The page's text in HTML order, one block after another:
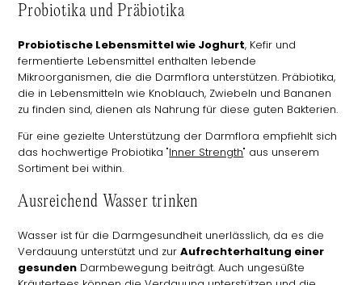
Probiotika und Präbiotika
Probiotische Lebensmittel wie Joghurt, Kefir und
fermentierte Lebensmittel enthalten lebende
Mikroorganismen, die die Darmflora unterstützen. Präbiotika,
die in Lebensmitteln wie Knoblauch, Zwiebeln und Bananen
zu finden sind, dienen als Nahrung für diese guten Bakterien.
Für eine gezielte Unterstützung der Darmflora empfiehlt sich
das hochwertige Probiotika "Inner Strength" aus unserem
Sortiment bei within.
Ausreichend Wasser trinken
Wasser ist für die Darmgesundheit unerlässlich, da es die
Verdauung unterstützt und zurAufrechterhaltung einer
gesunden Darmbewegung beiträgt. Auch ungesüßte